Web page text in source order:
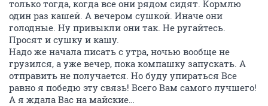
только тогда, когда все они рядом сидят. Кормлю
один раз кашей. А вечером сушкой. Иначе они
голодные. Ну привыкли они так. Не ругайтесь.
Просят и сушку и кашу.
Надо же начала писать с утра, ночью вообще не
грузился, а уже вечер, пока компашку запускать. А
отправить не получается. Но буду упираться Все
равно я победю эту связь! Всего Вам самого лучшего!
А я ждала Вас на майские…